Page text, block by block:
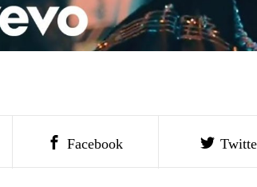
Facebook